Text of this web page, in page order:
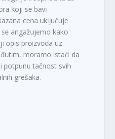
koji se bavi
cena uključuje
angažujemo kako
opis proizvoda uz
moramo istaći da
potpunu tačnost svih
grešaka.